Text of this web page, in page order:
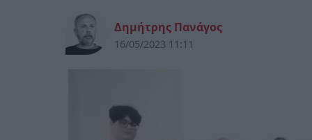
Δημήτρης Πανάγος
16/05/2023 11:11